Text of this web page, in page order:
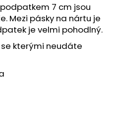
7 cm jsou
Mezi pásky na nártu je
je velmi pohodlný.
kterými neudáte